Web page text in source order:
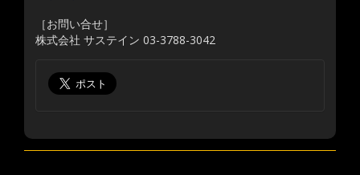
［お問い合せ］
株式会社 サステイン 03-3788-3042